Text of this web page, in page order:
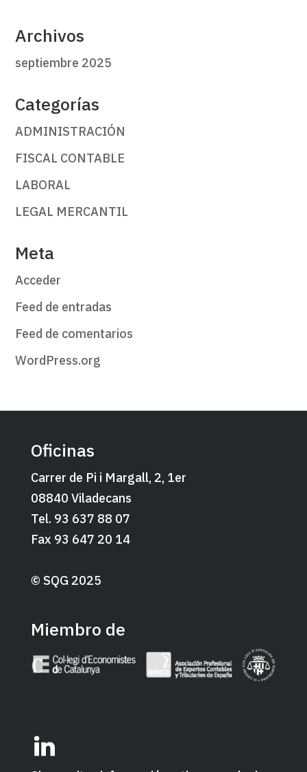
Archivos
septiembre 2025
Categorías
ADMINISTRACIÓN
FISCAL CONTABLE
LABORAL
LEGAL MERCANTIL
Meta
Acceder
Feed de entradas
Feed de comentarios
WordPress.org
Oficinas
Carrer de Pi i Margall, 2, 1er
08840 Viladecans
Tel. 93 637 88 07
Fax 93 647 20 14
© SQG 2025
Miembro de